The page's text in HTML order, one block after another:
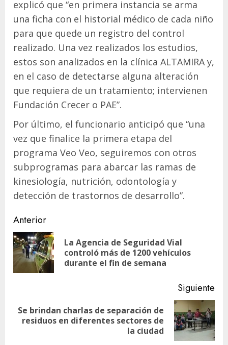
explicó que “en primera instancia se arma
una ficha con el historial médico de cada niño
para que quede un registro del control
realizado. Una vez realizados los estudios,
estos son analizados en la clínica ALTAMIRA y,
en el caso de detectarse alguna alteración
que requiera de un tratamiento; intervienen
Fundación Crecer o PAE”.
Por último, el funcionario anticipó que “una
vez que finalice la primera etapa del
programa Veo Veo, seguiremos con otros
subprogramas para abarcar las ramas de
kinesiología, nutrición, odontología y
detección de trastornos de desarrollo”.
Navegación
de
entradas
Anterior
La Agencia de Seguridad Vial
controló más de 1200 vehículos
durante el fin de semana
Siguiente
Siguiente
Se brindan charlas de separación de
residuos en diferentes sectores de
la ciudad